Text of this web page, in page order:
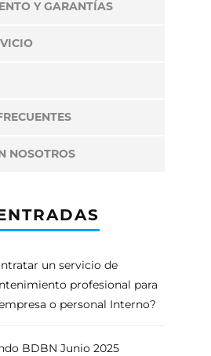
Y GARANTÍAS
NOSOTROS
un servicio de
profesional para
o personal Interno?
BDBN Junio 2025